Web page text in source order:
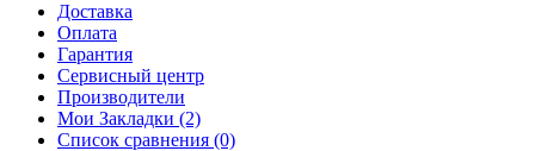
Доставка
Оплата
Гарантия
Сервисный центр
Производители
Мои Закладки (2)
Список сравнения (0)